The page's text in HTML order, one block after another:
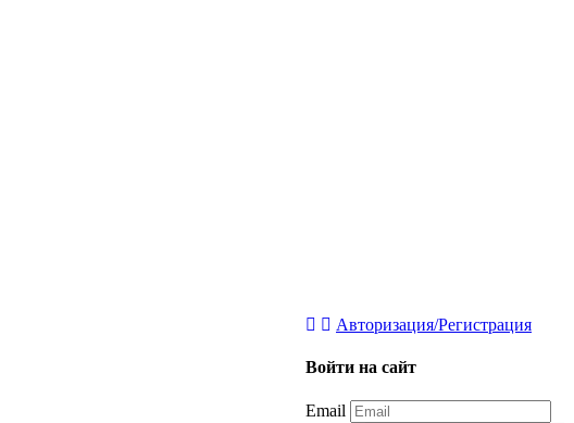
Авторизация/Регистрация
Войти на сайт
Email